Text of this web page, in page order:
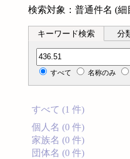
検索対象：普通件名 (細
キーワード検索 分
分類記号検索
すべて 名称のみ
すべて (1 件)
個人名 (0 件)
家族名 (0 件)
団体名 (0 件)